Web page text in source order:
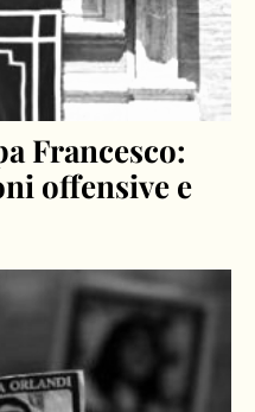
Francesco:
offensive e